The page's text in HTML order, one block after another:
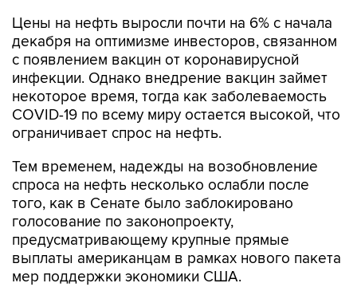
Цены на нефть выросли почти на 6% с начала
декабря на оптимизме инвесторов, связанном
с появлением вакцин от коронавирусной
инфекции. Однако внедрение вакцин займет
некоторое время, тогда как заболеваемость
COVID-19 по всему миру остается высокой, что
ограничивает спрос на нефть.
Тем временем, надежды на возобновление
спроса на нефть несколько ослабли после
того, как в Сенате было заблокировано
голосование по законопроекту,
предусматривающему крупные прямые
выплаты американцам в рамках нового пакета
мер поддержки экономики США.